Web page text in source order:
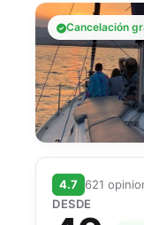
Cancelación
4.7 621
DESDE